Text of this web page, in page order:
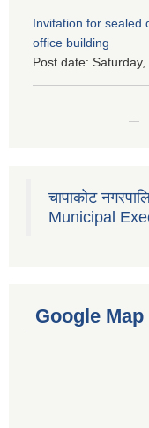
Invitation for sealed
office building
Post date:
चापाकोट
Municipal
Google Map